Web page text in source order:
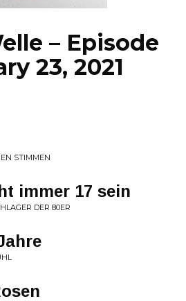
– Episode
23, 2021
STIMMEN
immer 17 sein
DER 80ER